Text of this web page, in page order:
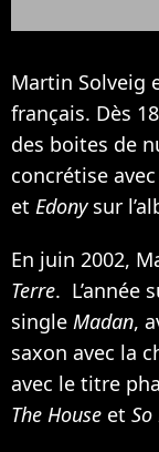
Martin Solveig
français. Dès
des boites de
concrétise
et Edony sur
En juin 2002,
Terre. L’année
single Madan,
saxon avec la
avec le titre
The House et So